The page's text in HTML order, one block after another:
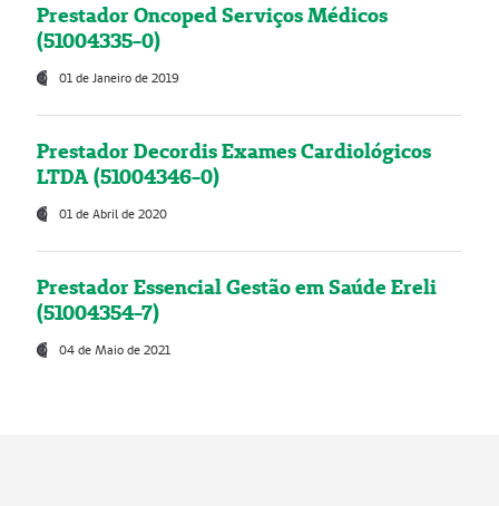
Prestador Oncoped Serviços Médicos
(51004335-0)
01 de Janeiro de 2019
Prestador Decordis Exames Cardiológicos
LTDA (51004346-0)
01 de Abril de 2020
Prestador Essencial Gestão em Saúde Ereli
(51004354-7)
04 de Maio de 2021